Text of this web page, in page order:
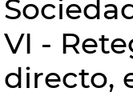
VI -
directo,